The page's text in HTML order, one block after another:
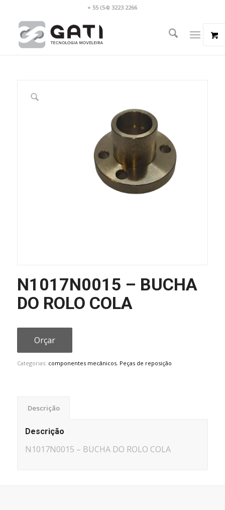
+ 55 (54) 3223.2266
N1017N0015 – BUCHA
DO ROLO COLA
Orçar
Categorias: componentes mecânicos, Peças de reposição
Descrição
Descrição
N1017N0015 – BUCHA DO ROLO COLA